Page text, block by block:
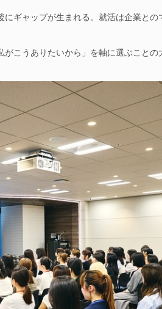
ギャップが生まれる。就活は企業との
こうありたいから」を軸に選ぶことの